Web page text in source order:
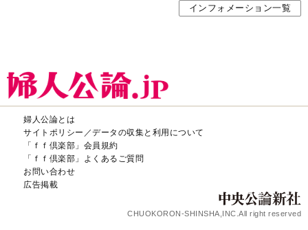
インフォメーション一覧
婦人公論とは
サイトポリシー／データの収集と利用について
「ｆｆ倶楽部」会員規約
「ｆｆ倶楽部」よくあるご質問
お問い合わせ
広告掲載
CHUOKORON-SHINSHA,INC.All right reserved